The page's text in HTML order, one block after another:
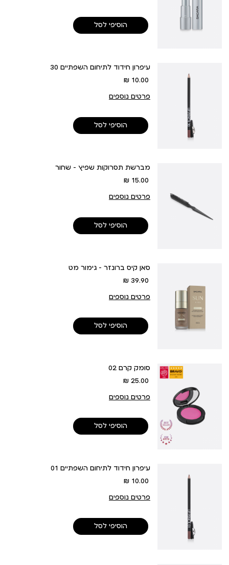
הוסיפי לסל
עיפרון חידוד לתיחום השפתיים 30
מחיר
10.00 ₪
פרטים נוספים
הוסיפי לסל
מברשת תסרוקות שפיץ - שחור
מחיר
15.00 ₪
פרטים נוספים
הוסיפי לסל
סאן קיס ברונזר - גימור מט
מחיר
39.90 ₪
פרטים נוספים
הוסיפי לסל
סומק קרם 02
מחיר
25.00 ₪
פרטים נוספים
הוסיפי לסל
עיפרון חידוד לתיחום השפתיים 01
מחיר
10.00 ₪
פרטים נוספים
הוסיפי לסל